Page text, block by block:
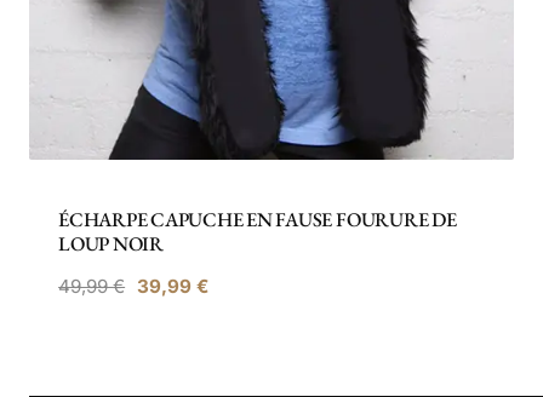
ÉCHARPE CAPUCHE EN FAUSE FOURURE DE
LOUP NOIR
49,99€ Le
39,99€Le